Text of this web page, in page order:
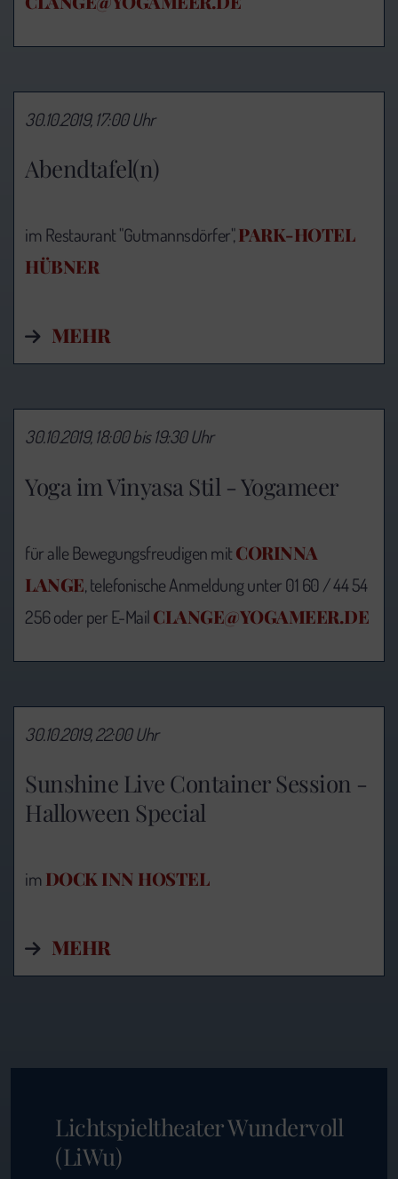
Abendtafel(n)
30.10.2019, 17:00 Uhr
im Restaurant "Gutmannsdörfer",PARK-HOTEL
HÜBNER
MEHR
Yoga im Vinyasa Stil - Yogameer
30.10.2019, 18:00 bis 19:30 Uhr
für alle Bewegungsfreudigen mitCORINNA
LANGE, telefonische Anmeldung unter 01 60 / 44 54
256 oder per E-MailCLANGE@YOGAMEER.DE
Sunshine Live Container Session -
Halloween Special
30.10.2019, 22:00 Uhr
imDOCK INN HOSTEL
MEHR
Lichtspieltheater Wundervoll
(LiWu)